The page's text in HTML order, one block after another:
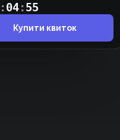
:04:54
Купити квиток